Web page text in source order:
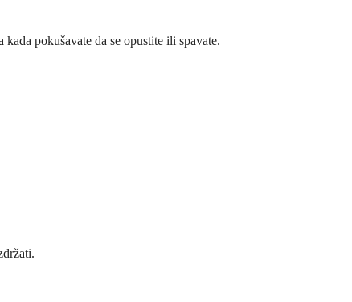
pokušavate da se opustite ili spavate.